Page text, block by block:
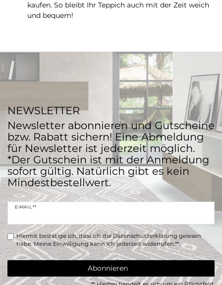
kaufen. So bleibt Ihr Teppich auch mit der Zeit weich
und bequem!
NEWSLETTER
Newsletter abonnieren und Gutscheine
bzw. Rabatt sichern! Eine Abmeldung
für Newsletter ist jederzeit möglich.
*Der Gutschein ist mit der Anmeldung
sofort gültig. Natürlich gibt es kein
Mindestbestellwert.
E-MAIL **
Hiermit bestätige ich, dass ich dieDaten­schutz­erklärunggelesen
habe. Meine Einwilligung kann ich jederzeit widerrufen.**
Abonnieren